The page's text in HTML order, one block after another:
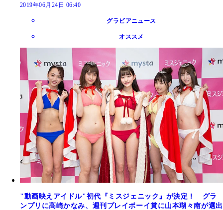
2019年06月24日 06:40
グラビアニュース
オススメ
"動画映えアイドル"初代『ミスジェニック』が決定！ グラ
ンプリに高崎かなみ、週刊プレイボーイ賞に山本瑚々南が選出